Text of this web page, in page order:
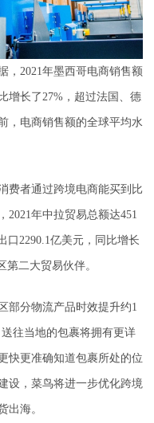
，2021年墨西哥电商销售额
增长了27%，超过法国、德
，电商销售额的全球平均水
费者通过跨境电商能买到比
2021年中拉贸易总额达451
口2290.1亿美元，同比增长
二大贸易伙伴。
部分物流产品时效提升约1
往当地的包裹将拥有更详
快更准确知道包裹所处的位
设，菜鸟将进一步优化跨境
出海。